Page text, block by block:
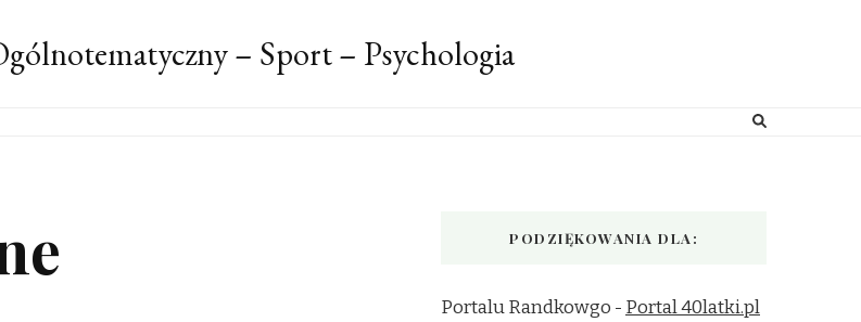
– Sport – Psychologia
PODZIĘKOWANIA DLA:
Portalu Randkowgo - Portal 40latki.pl